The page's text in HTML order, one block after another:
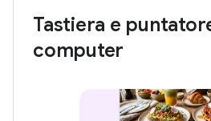
Tastiera e
computer